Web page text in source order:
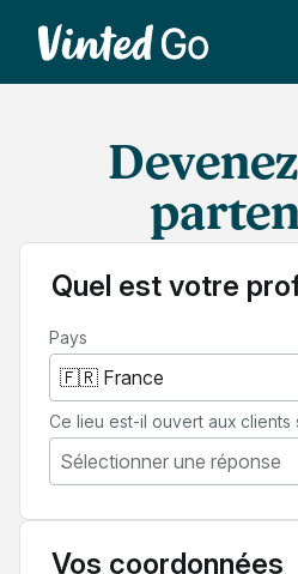
Quel est votre
Pays
Ce lieu est-il ouvert aux
Vos coordonnées